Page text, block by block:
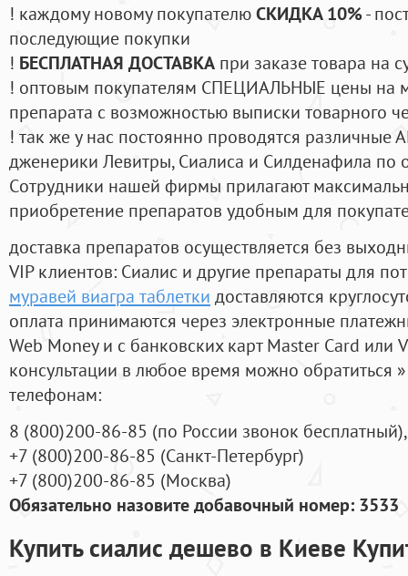
! каждому новому покупателюСКИДКА 10%-
последующие покупки
! БЕСПЛАТНАЯ ДОСТАВКА при заказе товара на
! оптовым покупателям СПЕЦИАЛЬНЫЕ цены на
препарата с возможностью выписки товарного
! так же у нас постоянно проводятся
дженерики Левитры, Сиалиса и Силденафила по
Cотрудники нашей фирмы прилагают
приобретение препаратов удобным для
доставка препаратов осуществляется без
VIP клиентов: Сиалис и другие препараты для
муравей виагра таблетки доставляются
оплата принимаются через электронные
Web Money и с банковских карт Master Card или
консультации в любое время можно обратиться
телефонам:
8 (800)200-86-85 (по России звонок бесплатный),
+7 (800)200-86-85 (Санкт-Петербург)
+7 (800)200-86-85 (Москва)
Обязательно назовите добавочный номер: 3533
Купить сиалис дешево в Киеве